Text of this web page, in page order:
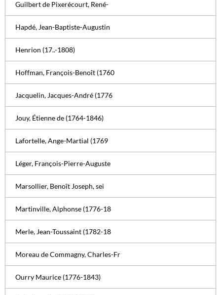
Guilbert de Pixerécourt, René-
Hapdé, Jean-Baptiste-Augustin
Henrion (17..-1808)
Hoffman, François-Benoît (1760
Jacquelin, Jacques-André (1776
Jouy, Étienne de (1764-1846)
Lafortelle, Ange-Martial (1769
Léger, François-Pierre-Auguste
Marsollier, Benoît Joseph, sei
Martinville, Alphonse (1776-18
Merle, Jean-Toussaint (1782-18
Moreau de Commagny, Charles-Fr
Ourry Maurice (1776-1843)